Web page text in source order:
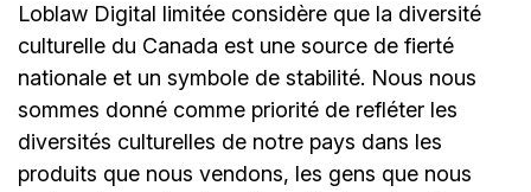
Loblaw Digital limitée considère que la diversité
culturelle du Canada est une source de fierté
nationale et un symbole de stabilité. Nous nous
sommes donné comme priorité de refléter les
diversités culturelles de notre pays dans les
produits que nous vendons, les gens que nous